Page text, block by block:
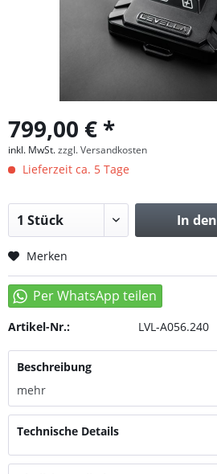
799,00 € *
inkl. MwSt.zzgl. Versandkosten
Lieferzeit ca. 5 Tage
In den
Merken
Artikel-Nr.: LVL-A056.240
Beschreibung
mehr
Technische Details